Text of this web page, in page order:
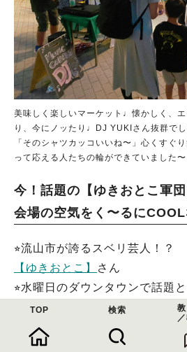
美味しく楽しいマーケット♩懐かしく、
り、今にノッたり♩DJ YUKIさん抜群でし
「そのシャツカッコいいね〜」心くすぐ
って応える人たちの輪ができていました〜
今！話題の【ゆきおとこ軍
会場の空気をく〜るに
⭐︎流山市が誇るスベリ芸人！？
【ゆきおとこ】
さん
⭐︎水曜日のダウンタウンで話題
【インタレスティングたけし】
⭐︎芸歴25年！吉本興業から
【おかっぺ】
TOP 検索